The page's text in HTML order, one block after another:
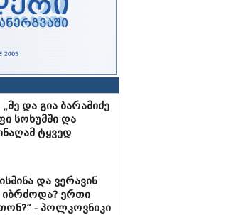
და გია ბარამიძე
სოხუმში და
ტყვედ
და ვერავინ
იბრძოდა? ერთი
- პოლკოვნიკი